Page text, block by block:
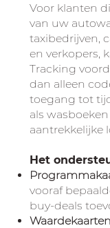
Voor klanten
van uw
taxibedrijven,
en verkopers,
Tracking
dan alleen
toegang tot
als
aantrekkelijke
Het
vooraf
buy-deals